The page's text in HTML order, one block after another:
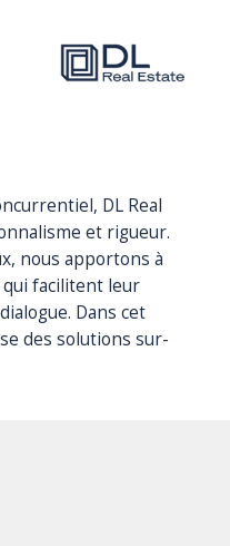
DL Real
et rigueur.
nous apportons à
facilitent leur
Dans cet
des solutions sur-